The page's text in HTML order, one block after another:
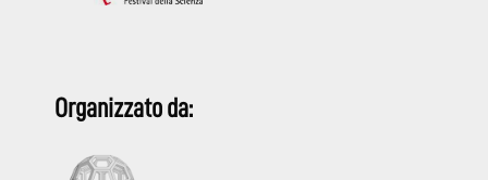
Organizzato da: